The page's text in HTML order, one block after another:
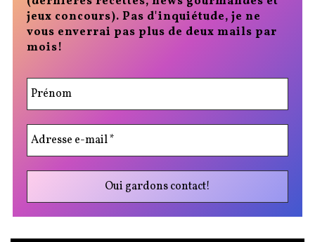
jeux concours). Pas d'inquiétude, je ne
vous enverrai pas plus de deux mails par
mois!